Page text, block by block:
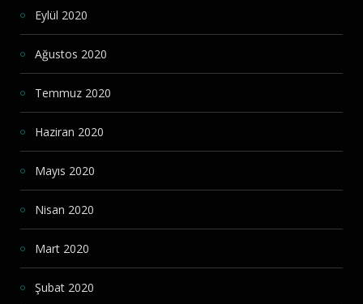
Eylül 2020
Ağustos 2020
Temmuz 2020
Haziran 2020
Mayıs 2020
Nisan 2020
Mart 2020
Şubat 2020